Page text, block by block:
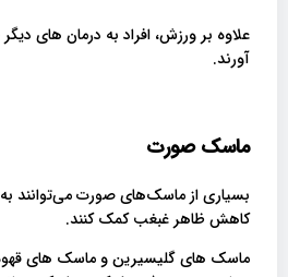
علاوه بر ورزش، افراد به درمان های
آورند.
ماسک صورت
بسیاری از ماسک‌های صورت
کاهش ظاهر غبغب کمک کنند.
ماسک های گلیسیرین و ماسک های